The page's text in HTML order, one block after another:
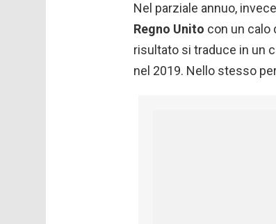
Nel parziale annuo,
Regno Unito con un calo
risultato si traduce in un
nel 2019. Nello stesso